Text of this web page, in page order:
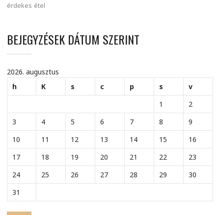
érdekes étel
BEJEGYZÉSEK DÁTUM SZERINT
2026. augusztus
h
K s c p s
v
1
2
3
4 5 6 7 8
9
10
11 12 13 14 15
16
17
18 19 20 21 22
23
24
25 26 27 28 29
30
31